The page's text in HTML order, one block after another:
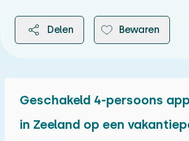
Delen Bewaren
Geschakeld 4-persoons
in Zeeland op een